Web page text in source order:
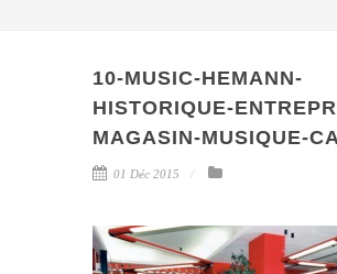
10-MUSIC-HEMANN-
HISTORIQUE-
MAGASIN-MUSIQUE-
01 Déc 2015